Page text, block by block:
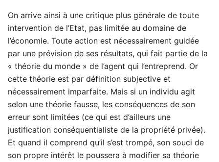
On arrive ainsi à une critique plus générale de toute
intervention de l’Etat, pas limitée au domaine de
l’économie. Toute action est nécessairement guidée
par une prévision de ses résultats, qui fait partie de la
« théorie du monde » de l’agent qui l’entreprend. Or
cette théorie est par définition subjective et
nécessairement imparfaite. Mais si un individu agit
selon une théorie fausse, les conséquences de son
erreur sont limitées (ce qui est d’ailleurs une
justification conséquentialiste de la propriété privée).
Et quand il comprend qu’il s’est trompé, son souci de
son propre intérêt le poussera à modifier sa théorie